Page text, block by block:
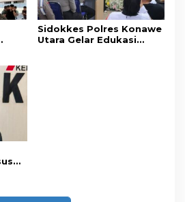
Sidokkes Polres Konawe
Utara Gelar Edukasi